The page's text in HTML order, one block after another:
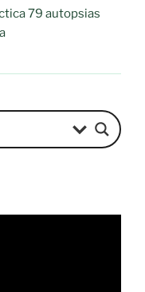
79 autopsias